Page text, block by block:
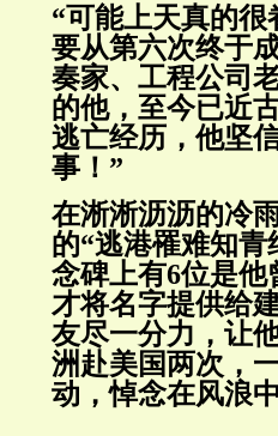
“可能上天真的
要从第六次终于
奏家、工程公司
的他，至今已近
逃亡经历，他坚
事！”
在淅淅沥沥的冷
的“逃港罹难知
念碑上有6位是
才将名字提供给
友尽一分力，让
洲赴美国两次，
动，悼念在风浪